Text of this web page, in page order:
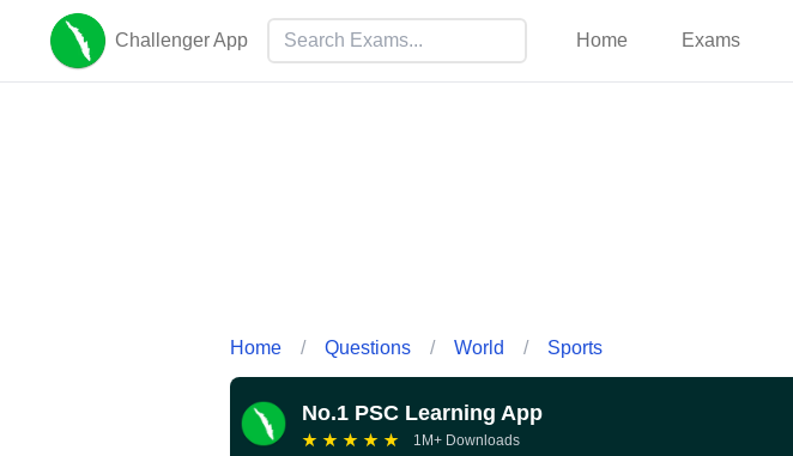
Challenger App Home Exams
Home / Questions / World / Sports
No.1 PSC Learning App
★ ★ ★ ★ ★ 1M+ Downloads